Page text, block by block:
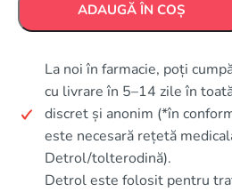
ADAUGĂ ÎN COȘ
La noi în farmacie, poți
cu livrare în 5–14 zile în
discret și anonim (*în
este necesară rețetă
Detrol/tolterodină).
Detrol este folosit pentru